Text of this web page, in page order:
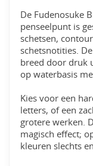
De Fudenosuke
penseelpunt is
schetsen,
schetsnotities.
breed door druk
op waterbasis
Kies voor een
letters, of een
grotere werken.
magisch effect;
kleuren slechts